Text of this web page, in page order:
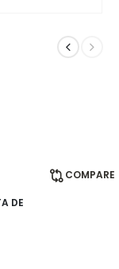
DE
COMPARE